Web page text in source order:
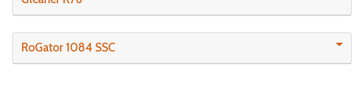
RoGator 1084 SSC